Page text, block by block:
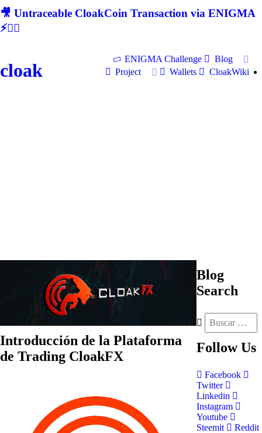
🎥 Untraceable CloakCoin Transaction via ENIGMA
⚡🕵‍♂
cloak
ENIGMA Challenge
Blog
Project
Wallets CloakWiki
Introducción de la Plataforma
de Trading CloakFX
Blog
Search
Follow Us
Facebook
Twitter
Linkedin
Instagram
Youtube
Steemit
Reddit